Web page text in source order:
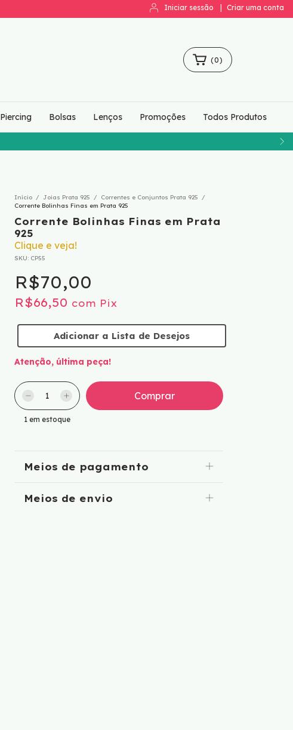
Iniciar sessão Criar uma conta
(0)
Piercing Bolsas Lenços Promoções Todos Produtos
Início / Joias Prata 925 / Correntes e Conjuntos Prata 925
/
Corrente Bolinhas Finas em Prata 925
Corrente Bolinhas Finas em Prata
925
Clique e veja!
SKU: CP55
R$70,00
R$66,50 com Pix
Adicionar a Lista de Desejos
Atenção, última peça!
1 em estoque
Meios de pagamento
Meios de envio